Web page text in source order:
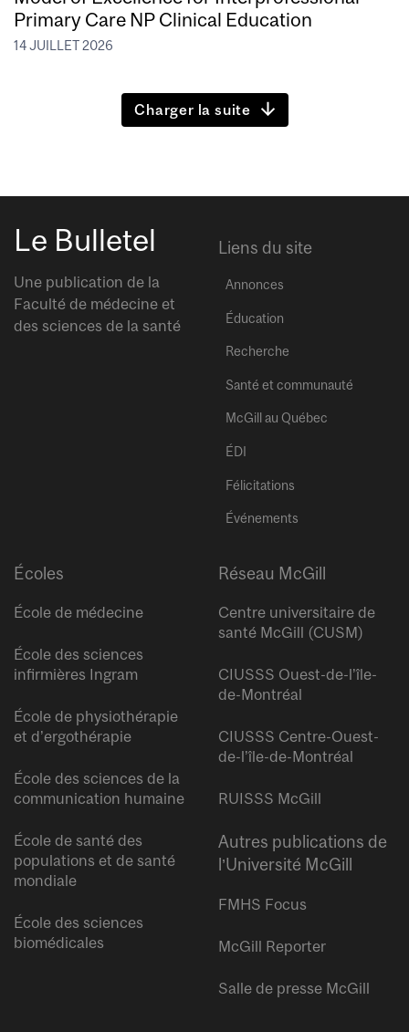
Primary Care NP Clinical Education
14 JUILLET 2026
Charger la suite
Le Bulletel
Une publication de la
Faculté de médecine et
des sciences de la santé
Liens du site
Annonces
Éducation
Recherche
Santé et communauté
McGill au Québec
ÉDI
Félicitations
Événements
Écoles
École de médecine
École des sciences
infirmières Ingram
École de physiothérapie
et d’ergothérapie
École des sciences de la
communication humaine
École de santé des
populations et de santé
mondiale
École des sciences
biomédicales
Réseau McGill
Centre universitaire de
santé McGill (CUSM)
CIUSSS Ouest-de-l’île-
de-Montréal
CIUSSS Centre-Ouest-
de-l’île-de-Montréal
RUISSS McGill
Autres publications de
l’Université McGill
FMHS Focus
McGill Reporter
Salle de presse McGill